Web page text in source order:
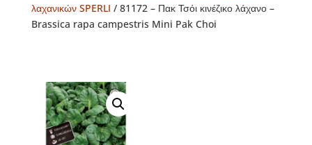
λαχανικών SPERLI / 81172 – Πακ Τσόι κινέζικο λάχανο –
Brassica rapa campestris Mini Pak Choi